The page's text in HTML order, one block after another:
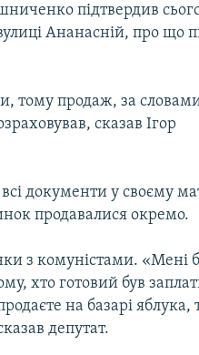
підтвердив
Ананасній, про що
тому продаж, за
сказав Ігор
документи у своєму
продавалися окремо.
з комуністами. «Мені
хто готовий був
на базарі яблука,
депутат.